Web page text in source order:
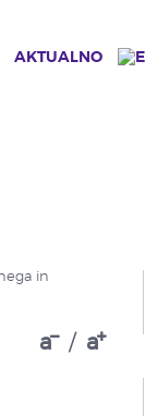
AKTUALNO
in
a / a